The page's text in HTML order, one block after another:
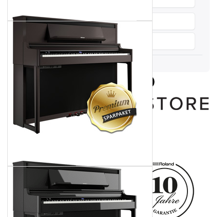
Weitersagen
Vergleichen
ROLAND LX-6 CH
Digitalpiano -
Charcoal Black -
Schwarz - Exklusiv-